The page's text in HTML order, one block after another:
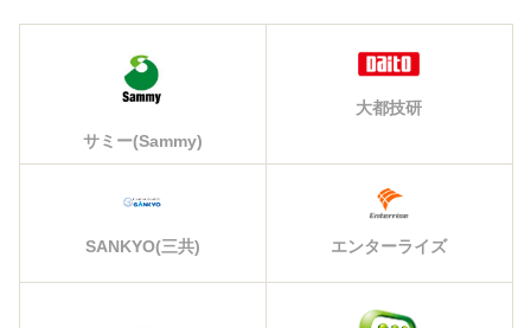
サミー(Sammy)
大都技研
SANKYO(三共) エンターライズ